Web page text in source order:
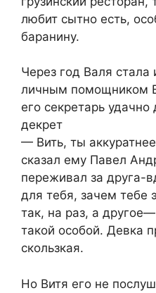
любит сытно есть,
баранину.
Через год Валя стала
личным помощником
его секретарь
декрет
— Вить, ты
сказал ему Павел
переживал за друга-
для тебя, зачем тебе
так, на раз, а
такой особой. Девка
скользкая.
Но Витя его не